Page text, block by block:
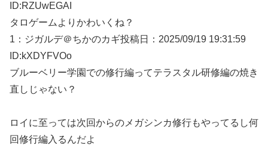
ID:RZUwEGAI
タロゲームよりかわいくね？
1： ジガルデ＠ちかのカギ投稿日：2025/09/19 19:31:59
ID:kXDYFVOo
ブルーベリー学園での修行編ってテラスタル研修編の焼き
直しじゃない？
ロイに至っては次回からのメガシンカ修行もやってるし何
回修行編入るんだよ